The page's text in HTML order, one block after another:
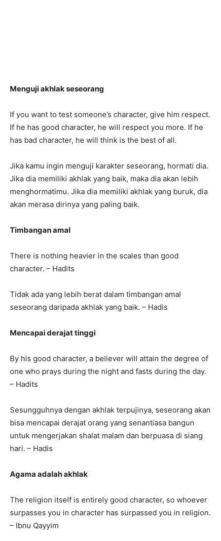
Menguji akhlak seseorang
If you want to test someone’s character, give him respect.
If he has good character, he will respect you more. If he
has bad character, he will think is the best of all.
Jika kamu ingin menguji karakter seseorang, hormati dia.
Jika dia memiliki akhlak yang baik, maka dia akan lebih
menghormatimu. Jika dia memiliki akhlak yang buruk, dia
akan merasa dirinya yang paling baik.
Timbangan amal
There is nothing heavier in the scales than good
character. – Hadits
Tidak ada yang lebih berat dalam timbangan amal
seseorang daripada akhlak yang baik. – Hadis
Mencapai derajat tinggi
By his good character, a believer will attain the degree of
one who prays during the night and fasts during the day.
– Hadits
Sesungguhnya dengan akhlak terpujinya, seseorang akan
bisa mencapai derajat orang yang senantiasa bangun
untuk mengerjakan shalat malam dan berpuasa di siang
hari. – Hadis
Agama adalah akhlak
The religion itself is entirely good character, so whoever
surpasses you in character has surpassed you in religion.
– Ibnu Qayyim